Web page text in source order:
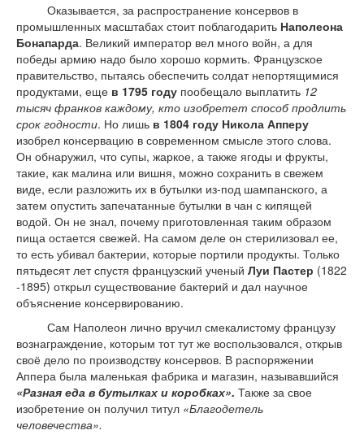
Оказывается, за распространение консервов в
промышленных масштабах стоит поблагодарить Наполеона
Бонапарда. Великий император вел много войн, а для
победы армию надо было хорошо кормить. Французское
правительство, пытаясь обеспечить солдат непортящимися
продуктами, еще в 1795 году пообещало выплатить 12
тысяч франков каждому, кто изобретет способ продлить
срок годности. Но лишь в 1804 году Никола Апперу
изобрел консервацию в современном смысле этого слова.
Он обнаружил, что супы, жаркое, а также ягоды и фрукты,
такие, как малина или вишня, можно сохранить в свежем
виде, если разложить их в бутылки из-под шампанского, а
затем опустить запечатанные бутылки в чан с кипящей
водой. Он не знал, почему приготовленная таким образом
пища остается свежей. На самом деле он стерилизовал ее,
то есть убивал бактерии, которые портили продукты. Только
пятьдесят лет спустя французский ученый Луи Пастер (1822
-1895) открыл существование бактерий и дал научное
объяснение консервированию.
Сам Наполеон лично вручил смекалистому французу
вознаграждение, которым тот тут же воспользовался, открыв
своё дело по производству консервов. В распоряжении
Аппера была маленькая фабрика и магазин, называвшийся
«Разная еда в бутылках и коробках». Также за свое
изобретение он получил титул «Благодетель
человечества».